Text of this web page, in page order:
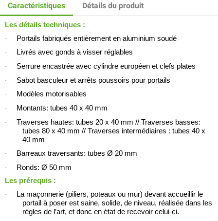
Caractéristiques Détails du produit
Les détails techniques :
· Portails fabriqués entièrement en aluminium soudé
· Livrés avec gonds à visser réglables
· Serrure encastrée avec cylindre européen et clefs plates
· Sabot basculeur et arrêts poussoirs pour portails
· Modèles motorisables
· Montants: tubes 40 x 40 mm
· Traverses hautes: tubes 20 x 40 mm // Traverses basses:
tubes 80 x 40 mm // Traverses intermédiaires : tubes 40 x
40 mm
· Barreaux traversants: tubes Ø 20 mm
·
Ronds: Ø 50 mm
Les prérequis :
· La maçonnerie (piliers, poteaux ou mur) devant accueillir le
portail à poser est saine, solide, de niveau, réalisée dans les
règles de l’art, et donc en état de recevoir celui-ci.